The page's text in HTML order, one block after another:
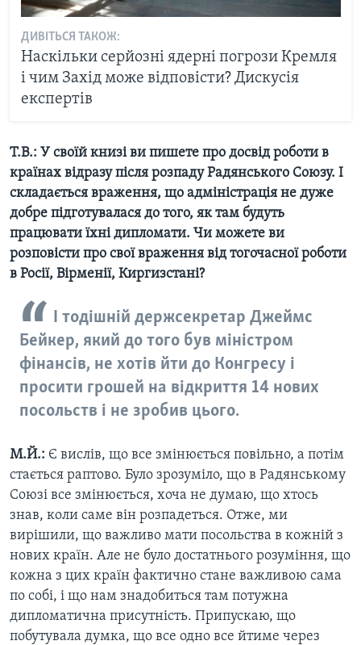
ДИВІТЬСЯ ТАКОЖ:
Наскільки серйозні ядерні погрози Кремля
і чим Захід може відповісти? Дискусія
експертів
Т.В.: У своїй книзі ви пишете про досвід роботи в
країнах відразу після розпаду Радянського Союзу. І
складається враження, що адміністрація не дуже
добре підготувалася до того, як там будуть
працювати їхні дипломати. Чи можете ви
розповісти про свої враження від тогочасної роботи
в Росії, Вірменії, Киргизстані?
І тодішній держсекретар Джеймс
Бейкер, який до того був міністром
фінансів, не хотів йти до Конгресу і
просити грошей на відкриття 14 нових
посольств і не зробив цього.
М.Й.: Є вислів, що все змінюється повільно, а потім
стається раптово. Було зрозуміло, що в Радянському
Союзі все змінюється, хоча не думаю, що хтось
знав, коли саме він розпадеться. Отже, ми
вирішили, що важливо мати посольства в кожній з
нових країн. Але не було достатнього розуміння, що
кожна з цих країн фактично стане важливою сама
по собі, і що нам знадобиться там потужна
дипломатична присутність. Припускаю, що
побутувала думка, що все одно все йтиме через